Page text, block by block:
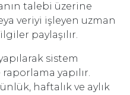
talebi üzerine
veriyi işleyen uzman
paylaşılır.
sistem
yapılır.
haftalık ve aylık